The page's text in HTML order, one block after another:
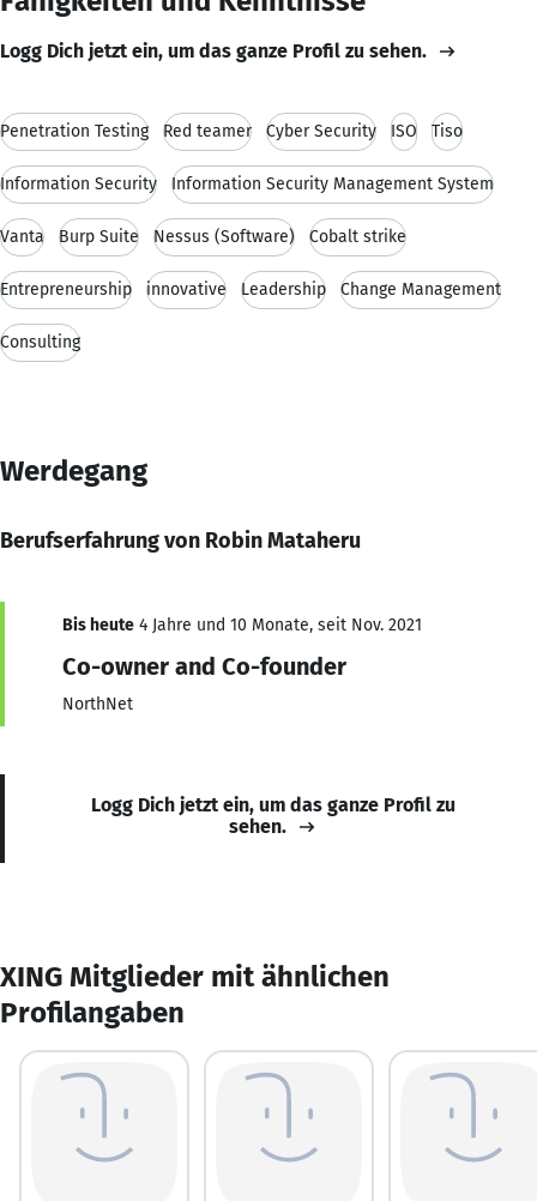
Logg Dich jetzt ein, um das ganze Profil zu sehen.
Penetration Testing Red teamer Cyber Security ISO Tiso
Information Security Information Security Management System
Vanta Burp Suite Nessus (Software) Cobalt strike
Entrepreneurship innovative Leadership Change Management
Consulting
Werdegang
Berufserfahrung von Robin Mataheru
Bis heute 4 Jahre und 10 Monate, seit Nov. 2021
Co-owner and Co-founder
NorthNet
Logg Dich jetzt ein, um das ganze Profil zu
sehen.
XING Mitglieder mit ähnlichen
Profilangaben